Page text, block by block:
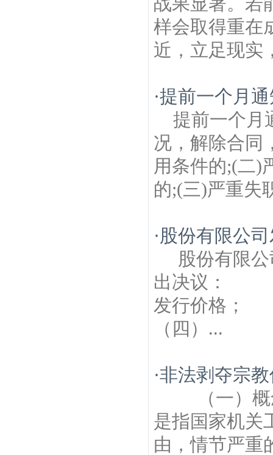
样会取得重
近，立足现实
·提前一个月
提前一个月
况，解除合同
用条件的;(二)
的;(三)严重失
·股份有限公
股份有限
出决议：
发行价格；
（四）...
·非法剥夺宗
（一）概
是指国家机关
由，情节严重